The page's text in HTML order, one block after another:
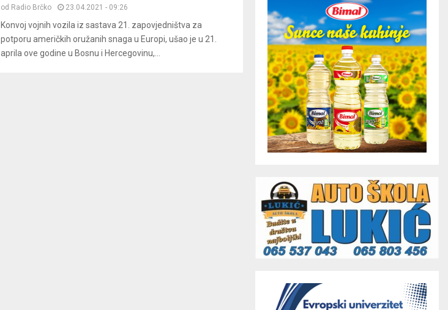
od Radio Brčko 23.04.2021 - 09:26
Konvoj vojnih vozila iz sastava 21. zapovjedništva za
potporu američkih oružanih snaga u Europi, ušao je u 21.
aprila ove godine u Bosnu i Hercegovinu,...